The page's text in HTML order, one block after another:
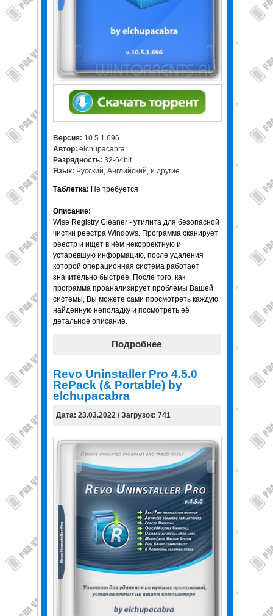
Версия: 10.5.1.696
Автор: elchupacabra
Разрядность: 32-64bit
Язык: Русский, Английский, и другие
Таблетка: Не требуется
Описание:
Wise Registry Cleaner - утилита для безопасной
чистки реестра Windows. Программа сканирует
реестр и ищет в нём некорректную и
устаревшую информацию, после удаления
которой операционная система работает
значительно быстрее. После того, как
программа проанализирует проблемы Вашей
системы, Вы можете сами просмотреть каждую
найденную неполадку и посмотреть её
детальное описание.
Подробнее
Revo Uninstaller Pro 4.5.0
RePack (& Portable) by
elchupacabra
Дата: 23.03.2022 / Загрузок: 741